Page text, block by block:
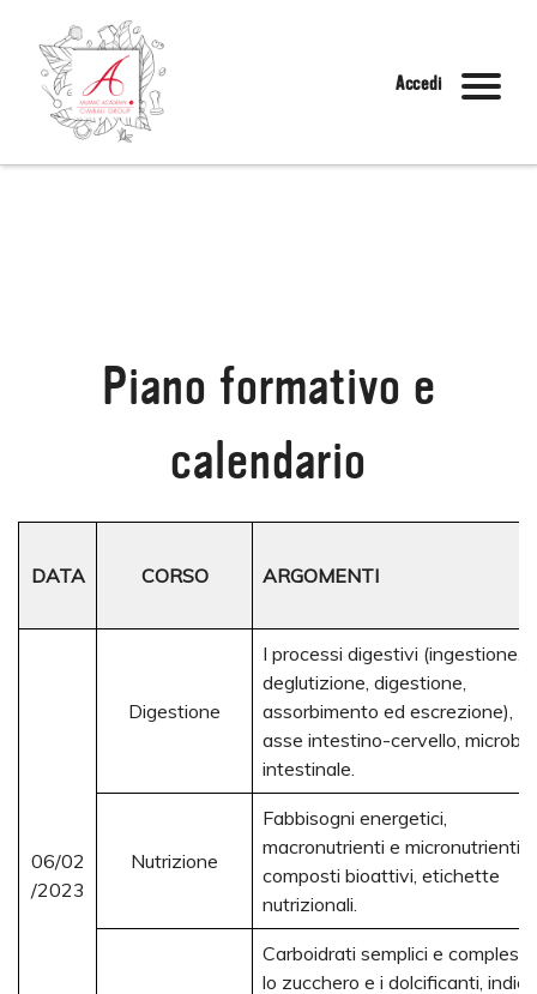
Accedi
Piano formativo e
calendario
DATA CORSO ARGOMENTI
06/02
/2023
Digestione
I processi digestivi (ingestione,
deglutizione, digestione,
assorbimento ed escrezione),
asse intestino-cervello,
intestinale.
Nutrizione
Fabbisogni energetici,
macronutrienti e micronutrienti,
composti bioattivi, etichette
nutrizionali.
Carboidrati semplici e complessi,
lo zucchero e i dolcificanti, indice